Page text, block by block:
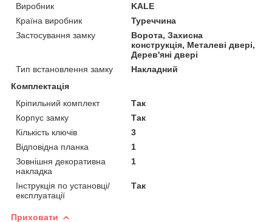
Виробник
KALE
Країна виробник
Туреччина
Застосування замку
Ворота, Захисна
конструкція, Металеві двері,
Дерев'яні двері
Тип встановлення замку
Накладний
Комплектація
Кріпильний комплект
Так
Корпус замку
Так
Кількість ключів
3
Відповідна планка
1
Зовнішня декоративна
накладка
1
Інструкція по установці/
експлуатації
Так
Приховати